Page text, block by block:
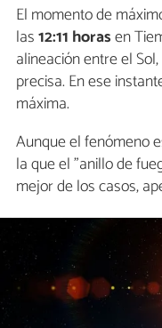
El momento de
las12:11 horasen
alineación entre el
precisa. En ese
máxima.
Aunque el fenómeno
la que el "anillo de
mejor de los casos,